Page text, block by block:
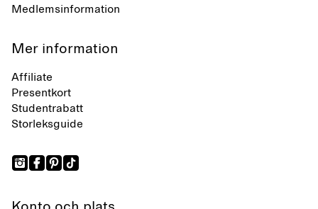
Medlemsinformation
Mer information
Affiliate
Presentkort
Studentrabatt
Storleksguide